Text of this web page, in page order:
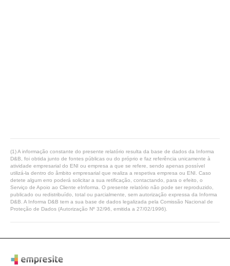
(1) A informação constante do presente relatório resulta da base de dados da Informa
D&B, foi obtida junto de fontes públicas ou do próprio e faz referência unicamente à
atividade empresarial do ENI ou empresa a que se refere, sendo apenas possível
utilizá-la dentro do âmbito empresarial que realiza a respetiva empresa ou ENI. Caso
detete algum erro poderá solicitar a sua retificação, contactando, para o efeito, o
Serviço de Apoio ao Cliente eInforma. O presente relatório não pode ser reproduzido,
publicado ou redistribuído, total ou parcialmente, sem autorização expressa da Informa
D&B. A Informa D&B tem a sua base de dados legalizada pela Comissão Nacional de
Proteção de Dados (Autorização Nº 32/96, emitida a 27/02/1996).